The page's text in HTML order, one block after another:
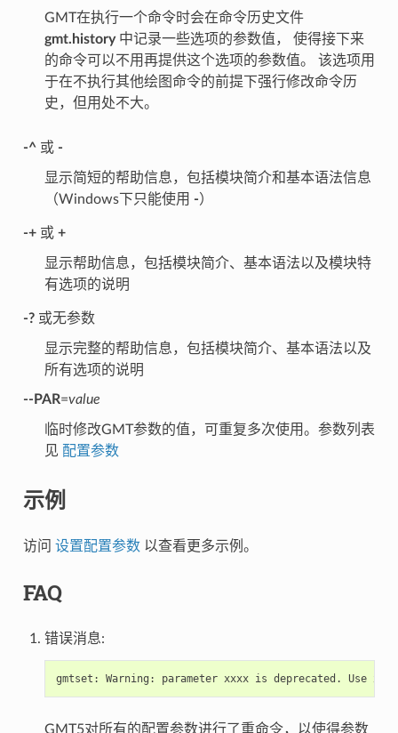
GMT在执行一个命令时会在命令历史文件
gmt.history中记录一些选项的参数值， 使得接下来
的命令可以不用再提供这个选项的参数值。 该选项用
于在不执行其他绘图命令的前提下强行修改命令历
史，但用处不大。
-^或 -
显示简短的帮助信息，包括模块简介和基本语法信息
（Windows下只能使用 -）
-+或 +
显示帮助信息，包括模块简介、基本语法以及模块特
有选项的说明
-?或无参数
显示完整的帮助信息，包括模块简介、基本语法以及
所有选项的说明
--PAR=value
临时修改GMT参数的值，可重复多次使用。参数列表
见 配置参数
示例
访问 设置配置参数以查看更多示例。
FAQ
错误消息:
gmtset: Warning: parameter xxxx is deprecated. Use xxx
GMT5对所有的配置参数进行了重命令，以使得参数